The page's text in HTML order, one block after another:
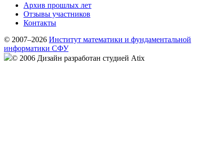
Архив прошлых лет
Отзывы участников
Контакты
© 2007–2026 Институт математики и фундаментальной
информатики СФУ
© 2006 Дизайн разработан студией Atix